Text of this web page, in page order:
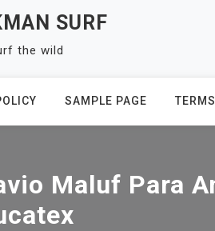
SURF
the wild
SAMPLE PAGE
Maluf Para